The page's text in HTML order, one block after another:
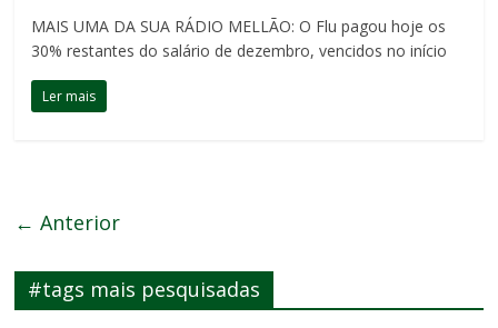
MAIS UMA DA SUA RÁDIO MELLÃO: O Flu pagou hoje os
30% restantes do salário de dezembro, vencidos no início
Ler mais
← Anterior
#tags mais pesquisadas